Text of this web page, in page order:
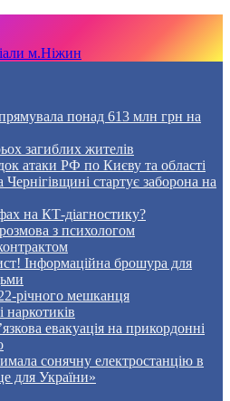
м.Ніжин
понад 613 млн грн на
загиблих жителів
атаки РФ по Києву та області
стартує заборона на
на КТ-діагностику?
з психологом
Інформаційна брошура для
річного мешканця
наркотиків
евакуація на прикордонні
сонячну електростанцію в
для України»